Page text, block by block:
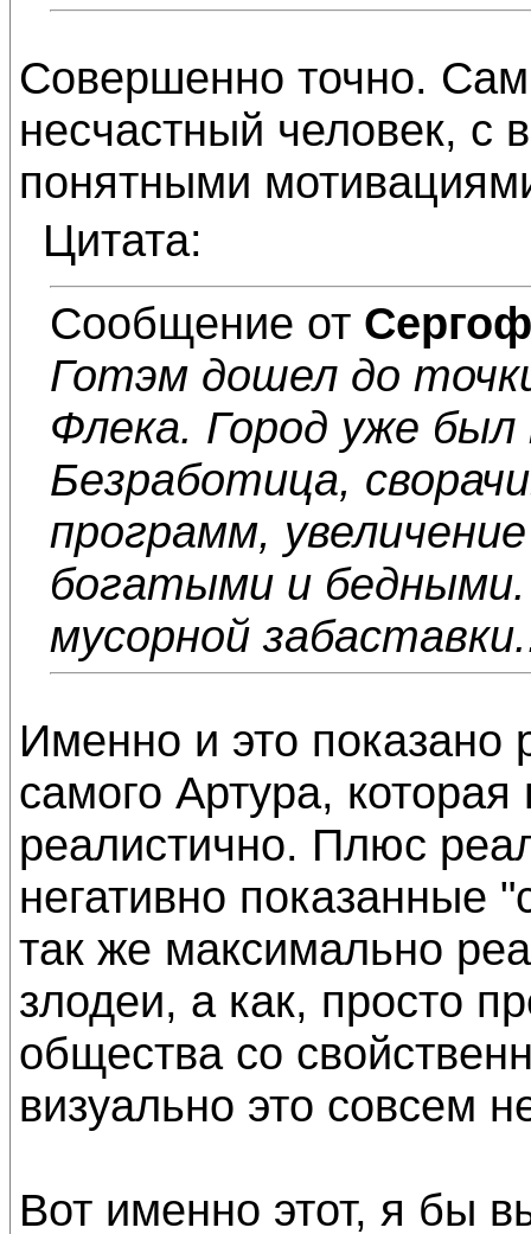
Совершенно точно.
несчастный человек, с
понятными
Цитата:
Сообщение от
Готэм дошел до
Флека. Город уже был
Безработица,
программ,
богатыми и
мусорной
Именно и это показано
самого Артура,
реалистично. Плюс
негативно показанные
так же максимально
злодеи, а как, просто
общества со
визуально это совсем
Вот именно этот, я бы